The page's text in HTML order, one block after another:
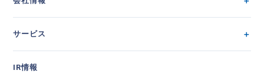
サービス
IR情報